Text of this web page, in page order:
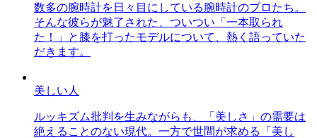
数多の腕時計を日々目にしている腕時計のプロたち。
そんな彼らが魅了された、ついつい「一本取られ
た！」と膝を打ったモデルについて、熱く語っていた
だきます。
美しい人
ルッキズム批判を生みながらも、「美しさ」の需要は
絶えることのない現代。一方で世間が求める「美し